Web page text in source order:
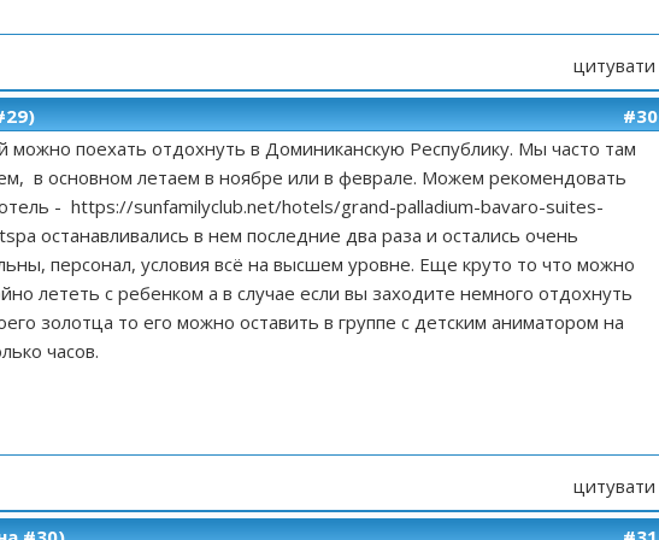
цитувати
#30
можно поехать отдохнуть в Доминиканскую Республику. Мы часто там
в основном летаем в ноябре или в феврале. Можем рекомендовать
- https://sunfamilyclub.net/hotels/grand-palladium-bavaro-suites-
останавливались в нем последние два раза и остались очень
персонал, условия всё на высшем уровне. Еще круто то что можно
лететь с ребенком а в случае если вы заходите немного отдохнуть
золотца то его можно оставить в группе с детским аниматором на
часов.
цитувати